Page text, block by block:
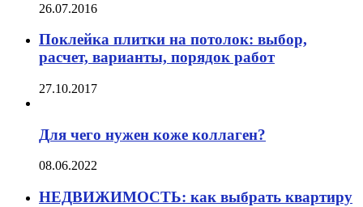
26.07.2016
Поклейка плитки на потолок: выбор,
расчет, варианты, порядок работ
27.10.2017
Для чего нужен коже коллаген?
08.06.2022
НЕДВИЖИМОСТЬ: как выбрать квартиру